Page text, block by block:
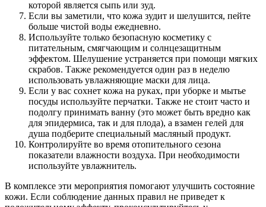
которой является сыпь или зуд.
Если вы заметили, что кожа зудит и шелушится, пейте
больше чистой воды ежедневно.
Используйте только безопасную косметику с
питательным, смягчающим и солнцезащитным
эффектом. Шелушение устраняется при помощи мягких
скрабов. Также рекомендуется один раз в неделю
использовать увлажняющие маски для лица.
Если у вас сохнет кожа на руках, при уборке и мытье
посуды используйте перчатки. Также не стоит часто и
подолгу принимать ванну (это может быть вредно как
для эпидермиса, так и для плода), а взамен гелей для
душа подберите специальный масляный продукт.
Контролируйте во время отопительного сезона
показатели влажности воздуха. При необходимости
используйте увлажнитель.
В комплексе эти мероприятия помогают улучшить состояние
кожи. Если соблюдение данных правил не приведет к